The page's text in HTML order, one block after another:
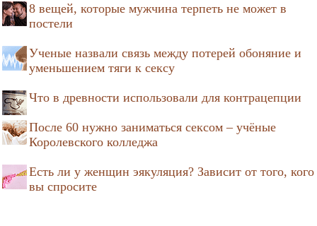
8 вещей, которые мужчина терпеть не может в
постели
Ученые назвали связь между потерей обоняние и
уменьшением тяги к сексу
Что в древности использовали для контрацепции
После 60 нужно заниматься сексом – учёные
Королевского колледжа
Есть ли у женщин эякуляция? Зависит от того, кого
вы спросите